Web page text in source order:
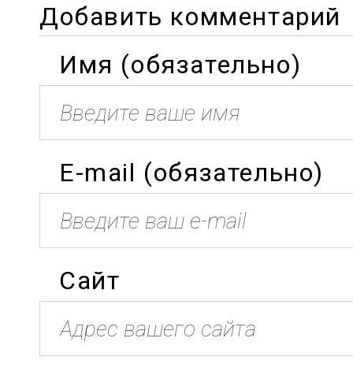
Добавить комментарий
Имя (обязательно)
E-mail (обязательно)
Сайт